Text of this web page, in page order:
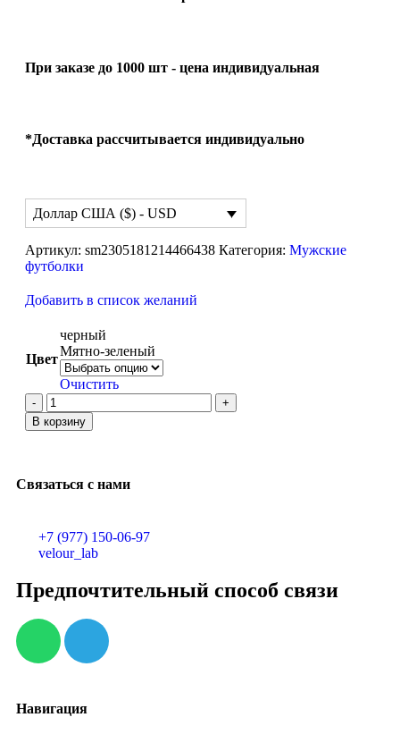
При заказе до 1000 шт - цена индивидуальная
*Доставка рассчитывается индивидуально
Доллар США ($) - USD
Артикул: sm2305181214466438 Категория: Мужские
футболки
Добавить в список желаний
Цвет
черный
Мятно-зеленый
Очистить
В корзину
Связаться с нами
+7 (977) 150-06-97
velour_lab
Предпочтительный способ связи
Навигация